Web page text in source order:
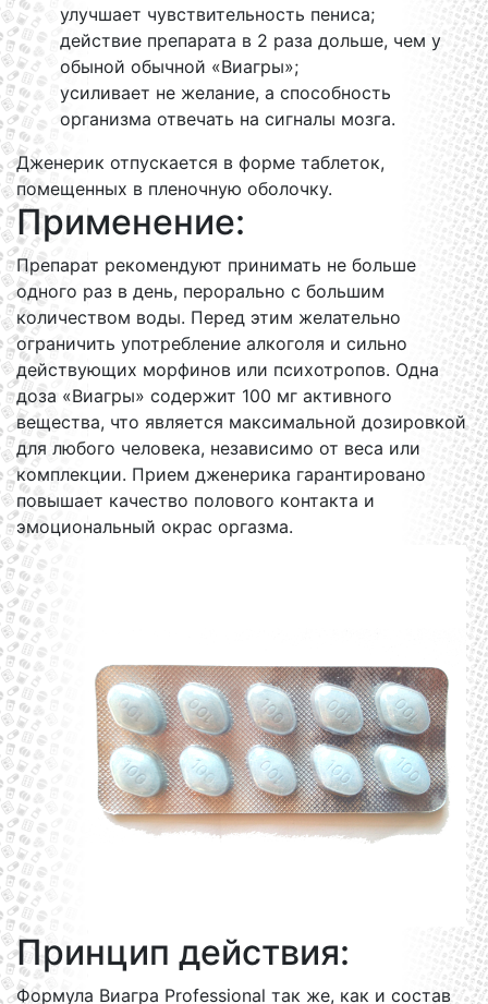
улучшает чувствительность пениса;
действие препарата в 2 раза дольше, чем у
обыной обычной «Виагры»;
усиливает не желание, а способность
организма отвечать на сигналы мозга.
Дженерик отпускается в форме таблеток,
помещенных в пленочную оболочку.
Применение:
Препарат рекомендуют принимать не больше
одного раз в день, перорально с большим
количеством воды. Перед этим желательно
ограничить употребление алкоголя и сильно
действующих морфинов или психотропов. Одна
доза «Виагры» содержит 100 мг активного
вещества, что является максимальной дозировкой
для любого человека, независимо от веса или
комплекции. Прием дженерика гарантировано
повышает качество полового контакта и
эмоциональный окрас оргазма.
Принцип действия:
Формула Виагра Professional так же, как и состав